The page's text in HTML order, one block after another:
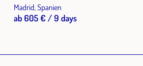
Madrid, Spanien
ab 605 € / 9 days